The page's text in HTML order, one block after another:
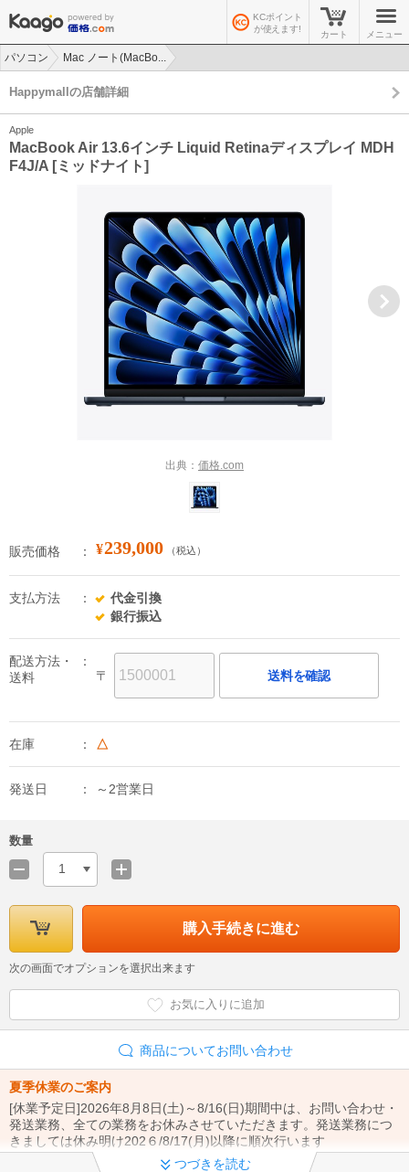
KCポイント
が使えます!
カート メニュー
パソコン
Mac ノート(MacBo...
Happymallの店舗詳細
Apple
MacBook Air 13.6インチ Liquid Retinaディスプレイ MDH
F4J/A [ミッドナイト]
出典： 価格.com
販売価格 ¥239,000 （税込）
支払方法
代金引換
銀行振込
配送方法・
送料
〒 送料を確認
在庫 △
発送日 ～2営業日
数量
1
購入手続きに進む
次の画面でオプションを選択出来ます
お気に入りに追加
商品についてお問い合わせ
夏季休業のご案内
[休業予定日]2026年8月8日(土)～8/16(日)期間中は、お問い合わせ・
発送業務、全ての業務をお休みさせていただきます。発送業務につ
きましては休み明け202６/8/17(月)以降に順次行います
つづきを読む